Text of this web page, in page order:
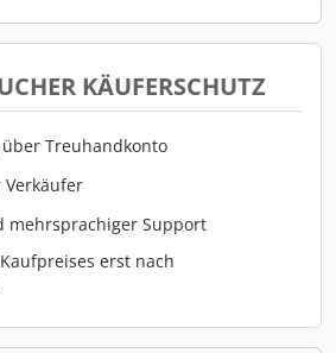
KÄUFERSCHUTZ
Treuhandkonto
mehrsprachiger Support
erst nach